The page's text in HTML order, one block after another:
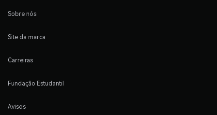
Sobre nós
Site da marca
Carreiras
Fundação Estudantil
Avisos